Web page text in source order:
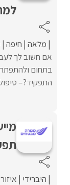
מלאה חיפה
אם חשוב לך
בתחום
התפקיד?–
היברידי